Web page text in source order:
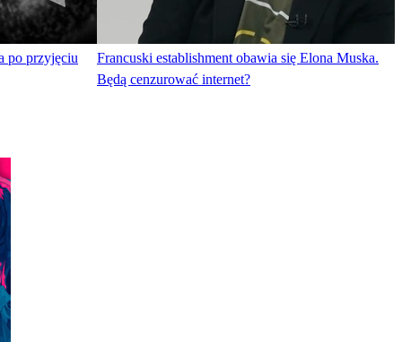
po przyjęciu
Francuski establishment obawia się Elona Muska.
Będą cenzurować internet?